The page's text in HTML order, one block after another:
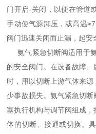
门开启-关闭，以便在管道
手动使气源卸压，或高温
阀门迅速关闭而止漏，起安
氨气紧急切断阀适用于
的安全阀门。在设备故障
时，用以切断上游气体来
少事故损失。氨气紧急切
塞执行机构与调节阀组成
体的切断、接通或切换。